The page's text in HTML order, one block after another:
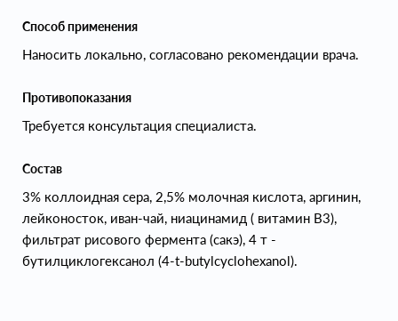
Способ применения
Наносить локально, согласовано рекомендации врача.
Противопоказания
Требуется консультация специалиста.
Состав
3% коллоидная сера, 2,5% молочная кислота, аргинин,
лейконосток, иван-чай, ниацинамид ( витамин В3),
фильтрат рисового фермента (сакэ), 4 т -
бутилциклогексанол (4-t-butylcyclohexanol).